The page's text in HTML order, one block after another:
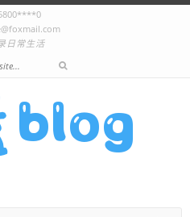
日常生活